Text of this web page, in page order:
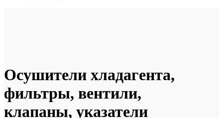
Осушители хладагента,
фильтры, вентили,
клапаны, указатели